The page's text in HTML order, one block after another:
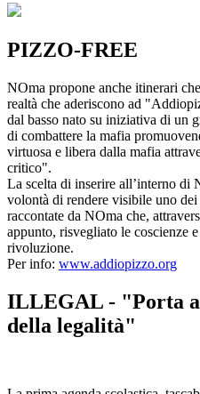
PIZZO-FREE
NOma propone anche itinerari
realtà che aderiscono ad
dal basso nato su iniziativa di un
di combattere la mafia
virtuosa e libera dalla mafia
critico".
La scelta di inserire all’interno di
volontà di rendere visibile uno
raccontate da NOma che,
appunto, risvegliato le coscienze
rivoluzione.
Per info: www.addiopizzo.org
ILLEGAL - "Porta a
della legalità"